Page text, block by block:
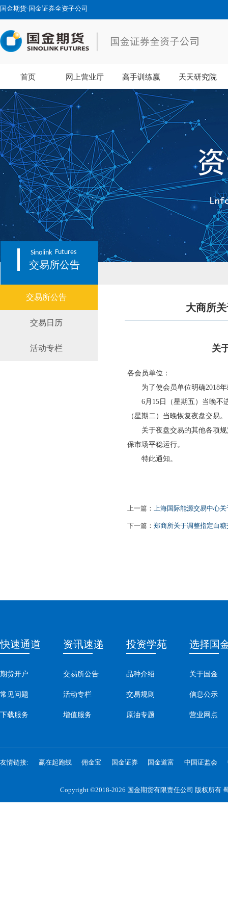
国金期货-国金证券全资子公司
首页 网上营业厅 高手训练赢 天天研究院
Sinolink Futures
交易所公告
交易所公告
交易日历
活动专栏
大商所
关
各会员单位：
为了使会员单位明确2018年
6月15日（星期五）当晚不进
（星期二）当晚恢复夜盘交易。
关于夜盘交易的其他各项规
保市场平稳运行。
特此通知。
上一篇： 上海国际能源交易中心
下一篇： 郑商所关于调整指定白
快速通道
期货开户
常见问题
下载服务
资讯速递
交易所公告
活动专栏
增值服务
投资学苑
品种介绍
交易规则
原油专题
选择国
关于国金
信息公示
营业网点
友情链接: 赢在起跑线 佣金宝 国金证券 国金道富 中国证监会
Copyright ©2018-2026 国金期货有限责任公司 版权所有